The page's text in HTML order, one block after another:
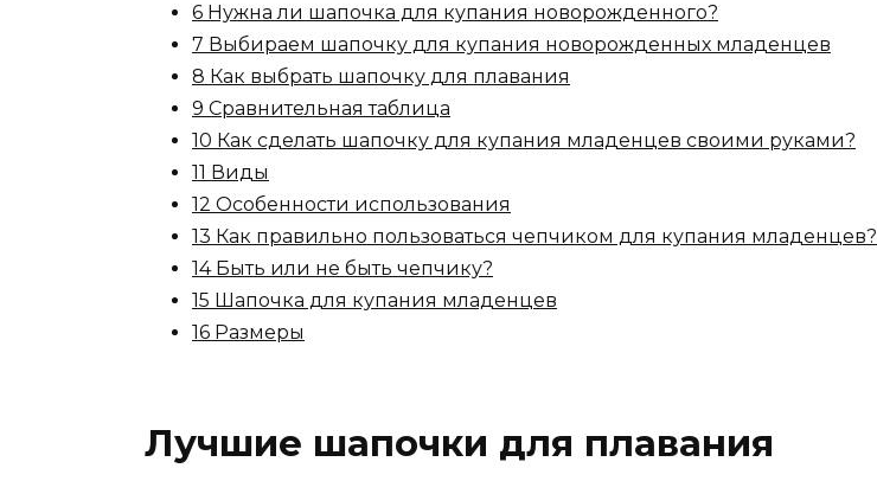
6 Нужна ли шапочка для купания новорожденного?
7 Выбираем шапочку для купания новорожденных младенцев
8 Как выбрать шапочку для плавания
9 Сравнительная таблица
10 Как сделать шапочку для купания младенцев своими руками?
11 Виды
12 Особенности использования
13 Как правильно пользоваться чепчиком для купания младенцев?
14 Быть или не быть чепчику?
15 Шапочка для купания младенцев
16 Размеры
Лучшие шапочки для плавания